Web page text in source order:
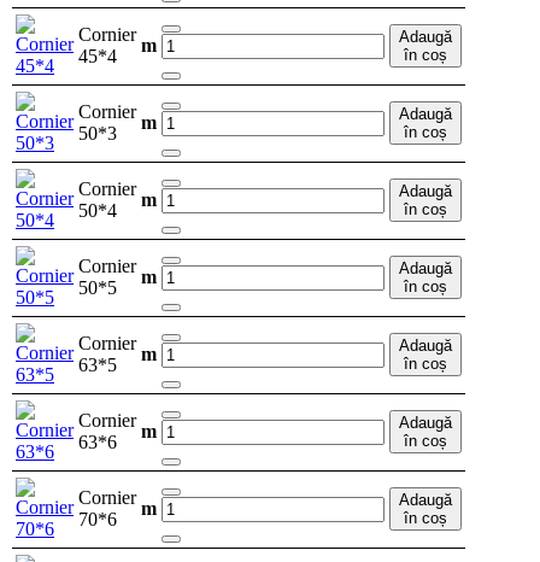
Cornier
45*4
m
Adaugă
în coș
Cornier
50*3
m
Adaugă
în coș
Cornier
50*4
m
Adaugă
în coș
Cornier
50*5
m
Adaugă
în coș
Cornier
63*5
m
Adaugă
în coș
Cornier
63*6
m
Adaugă
în coș
Cornier
70*6
m
Adaugă
în coș